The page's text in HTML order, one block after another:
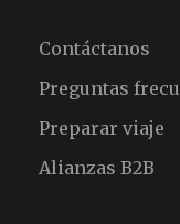
Contáctanos
Preguntas
Preparar viaje
Alianzas B2B